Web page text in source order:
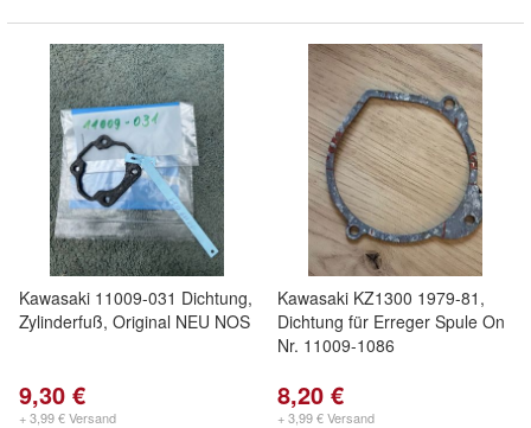
Kawasaki 11009-031 Dichtung,
Zylinderfuß, Original NEU NOS
9,30 €
+ 3,99 € Versand
Kawasaki KZ1300 1979-81,
Dichtung für Erreger Spule On
Nr. 11009-1086
8,20 €
+ 3,99 € Versand